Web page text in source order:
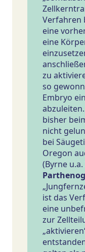
Verfahren
eine
eine
zu
so
Embryo
bisher
nicht
bei
Oregon
(Byrne u.a.
ist das
eine
zur